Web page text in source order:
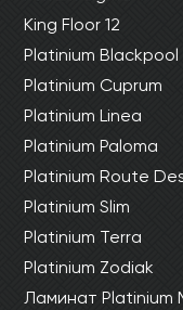
King Floor 12
Platinium Blackpool
Platinium Cuprum
Platinium Linea
Platinium Paloma
Platinium Route
Platinium Slim
Platinium Terra
Platinium Zodiak
Ламинат Platinium